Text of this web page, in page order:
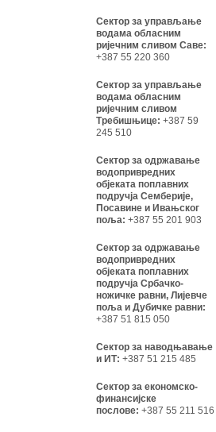
Сектор за управљање
водама обласним
ријечним сливом Саве:
+387 55 220 360
Сектор за управљање
водама обласним
ријечним сливом
Требишњице: +387 59
245 510
Сектор за одржавање
водопривредних
објеката поплавних
подручја Семберије,
Посавине и Ивањског
поља: +387 55 201 903
Сектор за одржавање
водопривредних
објеката поплавних
подручја Србачко-
ножичке равни, Лијевче
поља и Дубичке равни:
+387 51 815 050
Сектор за наводњавање
и ИТ: +387 51 215 485
Сектор за економско-
финансијске
послове: +387 55 211 516